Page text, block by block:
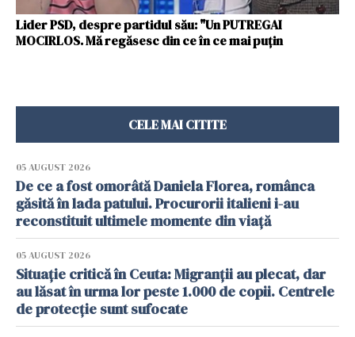
Lider PSD, despre partidul său: "Un PUTREGAI
MOCIRLOS. Mă regăsesc din ce în ce mai puțin
CELE MAI CITITE
05 AUGUST 2026
De ce a fost omorâtă Daniela Florea, românca
găsită în lada patului. Procurorii italieni i-au
reconstituit ultimele momente din viață
05 AUGUST 2026
Situație critică în Ceuta: Migranții au plecat, dar
au lăsat în urma lor peste 1.000 de copii. Centrele
de protecție sunt sufocate